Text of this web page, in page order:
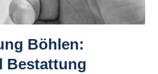
Böhlen:
Bestattung